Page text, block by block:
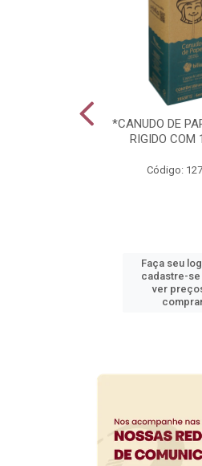
*CANUDO DE
RIGIDO COM
Código:
Faça seu
cadastre-se
ver